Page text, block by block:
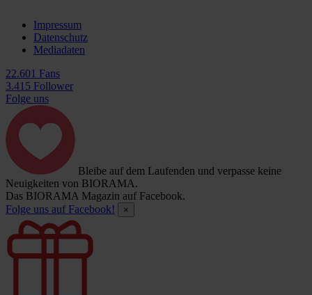
Impressum
Datenschutz
Mediadaten
22.601 Fans
3.415 Follower
Folge uns
Bleibe auf dem Laufenden und verpasse keine
Neuigkeiten von BIORAMA.
Das BIORAMA Magazin auf Facebook.
Folge uns auf Facebook!
×